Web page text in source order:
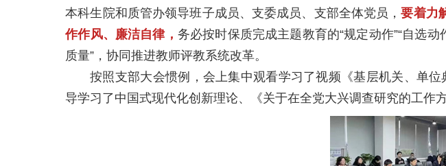
本科生院和质管办领导班子成员、支委成员、支部全体党员，要着力
作作风、廉洁自律， 务必按时保质完成主题教育的“规定动作”“自选
质量”，协同推进教师评教系统改革。
按照支部大会惯例，会上集中观看学习了视频《基层机关、单
导学习了中国式现代化创新理论、《关于在全党大兴调查研究的工作